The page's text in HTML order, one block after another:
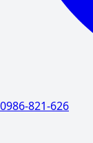
0986-821-626